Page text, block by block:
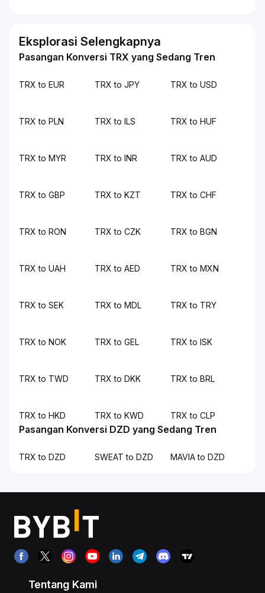
Eksplorasi Selengkapnya
Pasangan Konversi TRX yang Sedang Tren
TRX to EUR TRX to JPY TRX to USD
TRX to PLN TRX to ILS TRX to HUF
TRX to MYR TRX to INR TRX to AUD
TRX to GBP TRX to KZT TRX to CHF
TRX to RON TRX to CZK TRX to BGN
TRX to UAH TRX to AED TRX to MXN
TRX to SEK TRX to MDL TRX to TRY
TRX to NOK TRX to GEL TRX to ISK
TRX to TWD TRX to DKK TRX to BRL
TRX to HKD TRX to KWD TRX to CLP
Pasangan Konversi DZD yang Sedang Tren
TRX to DZD SWEAT to DZD MAVIA to DZD
Tentang Kami